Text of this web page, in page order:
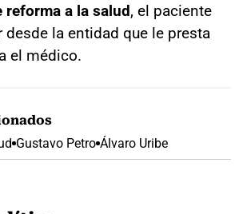
reforma a la salud, el paciente
desde la entidad que le presta
el médico.
Gustavo Petro Álvaro Uribe